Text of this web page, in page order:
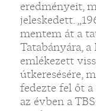
eredményeit,
jeleskedett.
mentem át a
Tatabányára, a
emlékezett
útkeresésére,
fedezte fel őt a
az évben a